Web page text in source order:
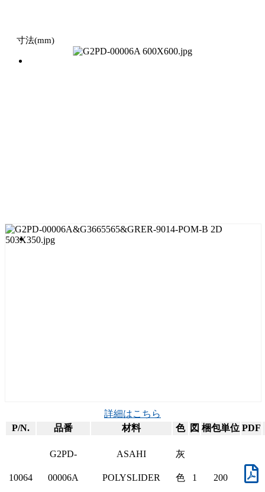
寸法(mm)
詳細はこちら
P/N.
品番 材料 色 図 梱包単位 PDF
10064
G2PD-
00006A
ASAHI
POLYSLIDER
灰
色 1 200